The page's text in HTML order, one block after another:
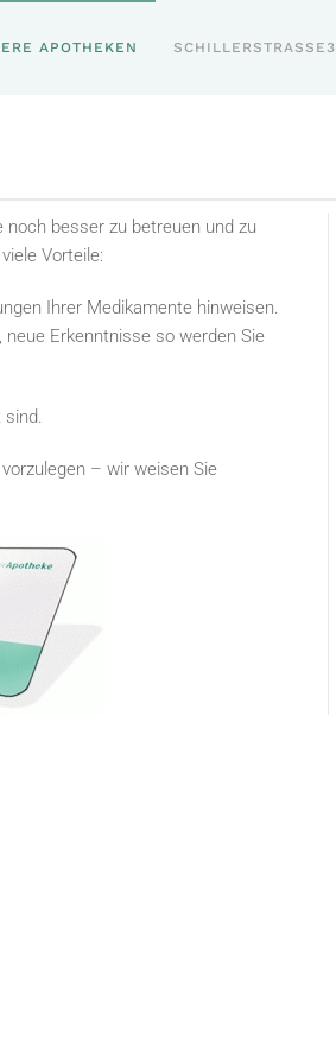
APOTHEKEN SCHILLERSTRASSE36
besser zu betreuen und zu
Vorteile:
Ihrer Medikamente hinweisen.
Erkenntnisse so werden Sie
sind.
– wir weisen Sie